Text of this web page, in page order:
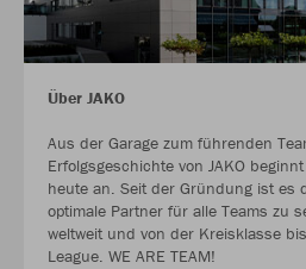
Über JAKO
Aus der Garage zum führenden
Erfolgsgeschichte von JAKO
heute an. Seit der Gründung ist es
optimale Partner für alle Teams zu
weltweit und von der Kreisklasse
League. WE ARE TEAM!